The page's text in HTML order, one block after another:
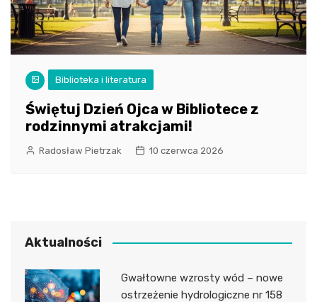
Biblioteka i literatura
Świętuj Dzień Ojca w Bibliotece z
rodzinnymi atrakcjami!
Radosław Pietrzak 10 czerwca 2026
Aktualności
Gwałtowne wzrosty wód – nowe
ostrzeżenie hydrologiczne nr 158